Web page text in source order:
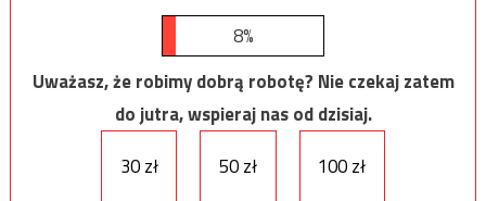
8%
Uważasz, że robimy dobrą robotę? Nie czekaj zatem
do jutra, wspieraj nas od dzisiaj.
30 zł
50 zł 100 zł